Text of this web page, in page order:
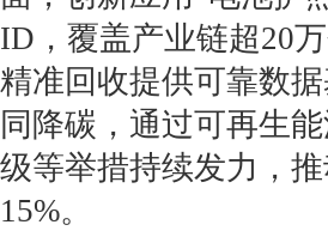
ID，覆盖产业链超20
精准回收提供可靠数
同降碳，通过可再生
级等举措持续发力，
15%。